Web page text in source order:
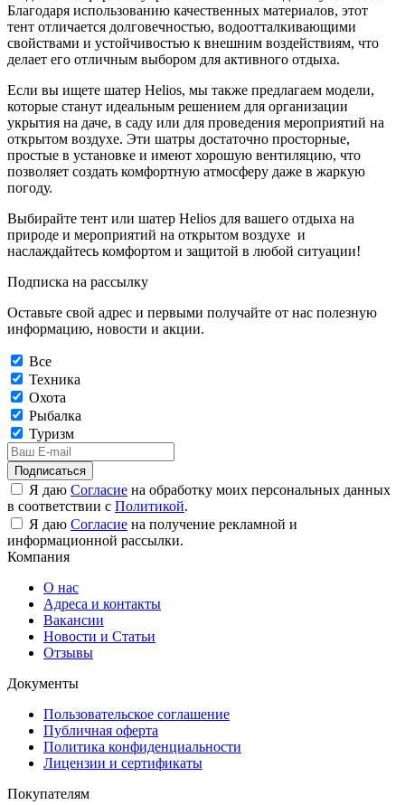
Благодаря использованию качественных материалов, этот
тент отличается долговечностью, водоотталкивающими
свойствами и устойчивостью к внешним воздействиям, что
делает его отличным выбором для активного отдыха.
Если вы ищете шатер Helios, мы также предлагаем модели,
которые станут идеальным решением для организации
укрытия на даче, в саду или для проведения мероприятий на
открытом воздухе. Эти шатры достаточно просторные,
простые в установке и имеют хорошую вентиляцию, что
позволяет создать комфортную атмосферу даже в жаркую
погоду.
Выбирайте тент или шатер Helios для вашего отдыха на
природе и мероприятий на открытом воздухе и
наслаждайтесь комфортом и защитой в любой ситуации!
Подписка на рассылку
Оставьте свой адрес и первыми получайте от нас полезную
информацию, новости и акции.
Все
Техника
Охота
Рыбалка
Туризм
Подписаться
Я даю Согласие на обработку моих персональных данных
в соответствии с Политикой.
Я даю Согласие на получение рекламной и
информационной рассылки.
Компания
О нас
Адреса и контакты
Вакансии
Новости и Статьи
Отзывы
Документы
Пользовательское соглашение
Публичная оферта
Политика конфиденциальности
Лицензии и сертификаты
Покупателям